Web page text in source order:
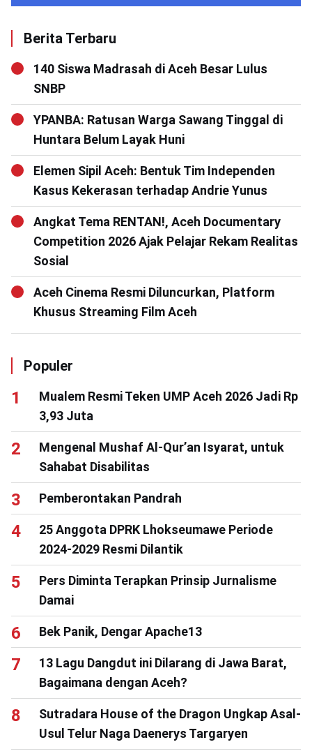
Berita Terbaru
140 Siswa Madrasah di Aceh Besar Lulus
SNBP
YPANBA: Ratusan Warga Sawang Tinggal di
Huntara Belum Layak Huni
Elemen Sipil Aceh: Bentuk Tim Independen
Kasus Kekerasan terhadap Andrie Yunus
Angkat Tema RENTAN!, Aceh Documentary
Competition 2026 Ajak Pelajar Rekam Realitas
Sosial
Aceh Cinema Resmi Diluncurkan, Platform
Khusus Streaming Film Aceh
Populer
Mualem Resmi Teken UMP Aceh 2026 Jadi Rp
3,93 Juta
Mengenal Mushaf Al-Qur’an Isyarat, untuk
Sahabat Disabilitas
Pemberontakan Pandrah
25 Anggota DPRK Lhokseumawe Periode
2024-2029 Resmi Dilantik
Pers Diminta Terapkan Prinsip Jurnalisme
Damai
Bek Panik, Dengar Apache13
13 Lagu Dangdut ini Dilarang di Jawa Barat,
Bagaimana dengan Aceh?
Sutradara House of the Dragon Ungkap Asal-
Usul Telur Naga Daenerys Targaryen